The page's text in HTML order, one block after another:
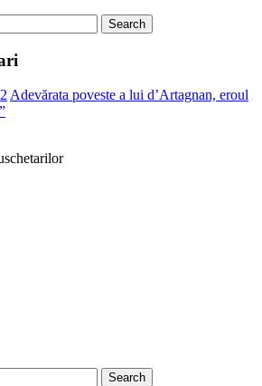
Adevărata poveste a lui d’Artagnan, eroul